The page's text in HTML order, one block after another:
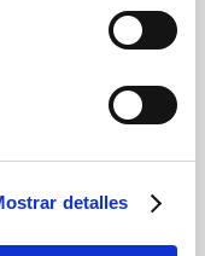
detalles
La